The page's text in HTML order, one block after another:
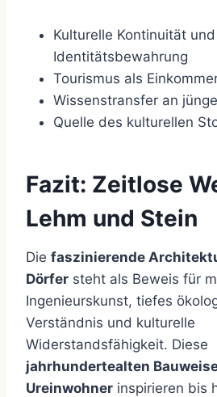
Kulturelle Kontinuität und
Identitätsbewahrung
Tourismus als
Wissenstransfer an
Quelle des kulturellen
Fazit: Zeitlose
Lehm und Stein
Die faszinierende
Dörfer steht als Beweis für
Ingenieurskunst, tiefes
Verständnis und kulturelle
Widerstandsfähigkeit. Diese
jahrhundertealten
Ureinwohner inspirieren bis